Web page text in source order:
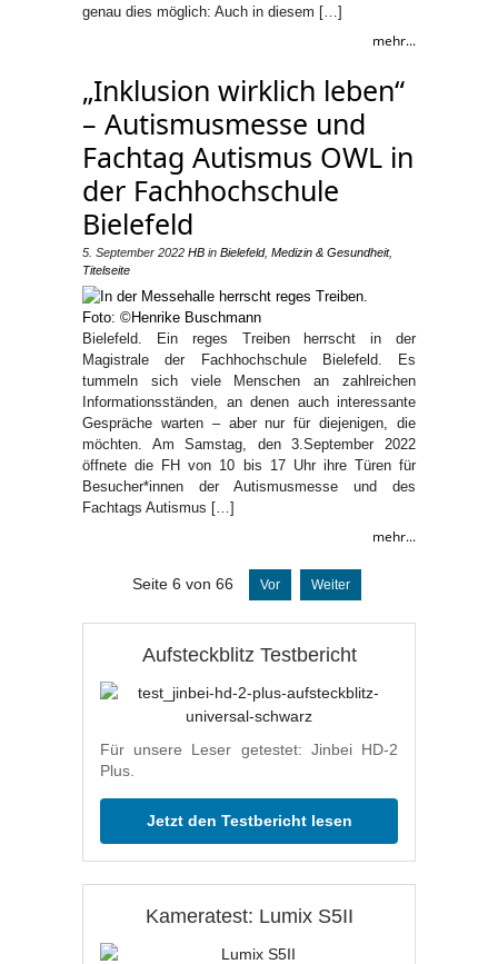
genau dies möglich: Auch in diesem […]
mehr...
„Inklusion wirklich leben“
– Autismusmesse und
Fachtag Autismus OWL in
der Fachhochschule
Bielefeld
5. September 2022 HB in Bielefeld, Medizin & Gesundheit,
Titelseite
Bielefeld. Ein reges Treiben herrscht in der
Magistrale der Fachhochschule Bielefeld. Es
tummeln sich viele Menschen an zahlreichen
Informationsständen, an denen auch interessante
Gespräche warten – aber nur für diejenigen, die
möchten. Am Samstag, den 3.September 2022
öffnete die FH von 10 bis 17 Uhr ihre Türen für
Besucher*innen der Autismusmesse und des
Fachtags Autismus […]
mehr...
Seite 6 von 66 Vor Weiter
Aufsteckblitz Testbericht
Für unsere Leser getestet: Jinbei HD-2
Plus.
Jetzt den Testbericht lesen
Kameratest: Lumix S5II